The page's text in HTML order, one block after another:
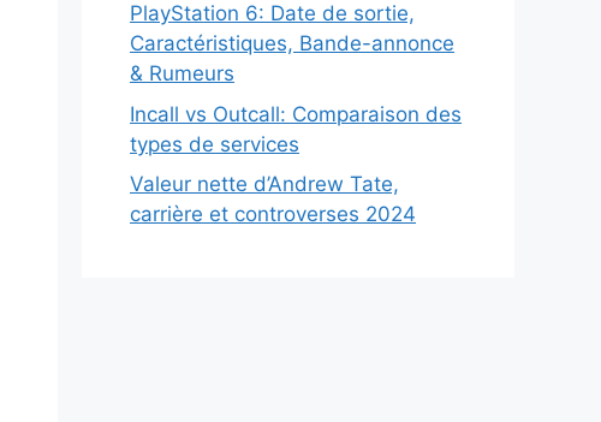
PlayStation 6: Date de sortie,
Caractéristiques, Bande-annonce
& Rumeurs
Incall vs Outcall: Comparaison des
types de services
Valeur nette d’Andrew Tate,
carrière et controverses 2024